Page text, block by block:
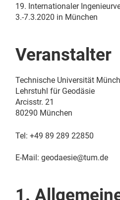
19. Internationaler
3.-7.3.2020 in München
Veranstalter
Technische Universität
Lehrstuhl für Geodäsie
Arcisstr. 21
80290 München
Tel: +49 89 289 22850
E-Mail: geodaesie@tum.de
1.